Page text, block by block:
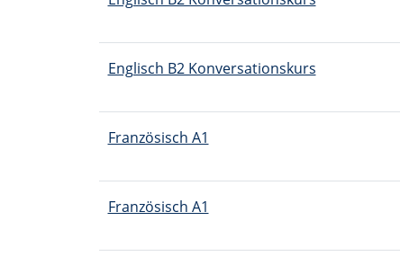
Englisch B2 Konversationskurs
Französisch A1
Französisch A1